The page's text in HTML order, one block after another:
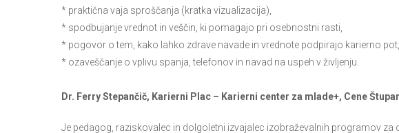
* praktična vaja sproščanja (kratka vizualizacija),
* spodbujanje vrednot in veščin, ki pomagajo pri osebnostni rasti,
* pogovor o tem, kako lahko zdrave navade in vrednote podpirajo karierno pot,
* ozaveščanje o vplivu spanja, telefonov in navad na uspeh v življenju.
Dr. Ferry Stepančič, Karierni Plac – Karierni center za mlade+, Cene
Je pedagog, raziskovalec in dolgoletni izvajalec izobraževalnih programov za